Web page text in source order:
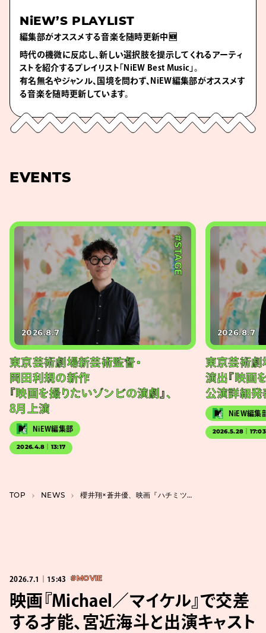
NiEW’S PLAYLIST
編集部がオススメする音楽を随時更新中🆕
時代の機微に反応し、新しい選択肢を提示してくれるアーティ
ストを紹介するプレイリスト「NiEW Best Music」。
有名無名やジャンル、国境を問わず、NiEW編集部がオススメす
る音楽を随時更新しています。
EVENTS
#STAGE
2026.8.7
東京芸術劇場新芸術監督・
岡田利規の新作
『映画を撮りたいゾンビの演劇』、
8月上演
NiEW編集部
2026.4.8｜13:17
2026.8.7
東京芸術劇
演出『映画
公演詳細発
NiEW編集
2026.5.28｜17:03
TOP NEWS 櫻井翔×蒼井優、映画『ハチミツとクローバー』がリバイバル上映。スピッツ×嵐が再び
2026.7.1｜15:43 #MOVIE
映画『Michael／マイケル』で交差
する才能、宮近海斗と出演キャスト